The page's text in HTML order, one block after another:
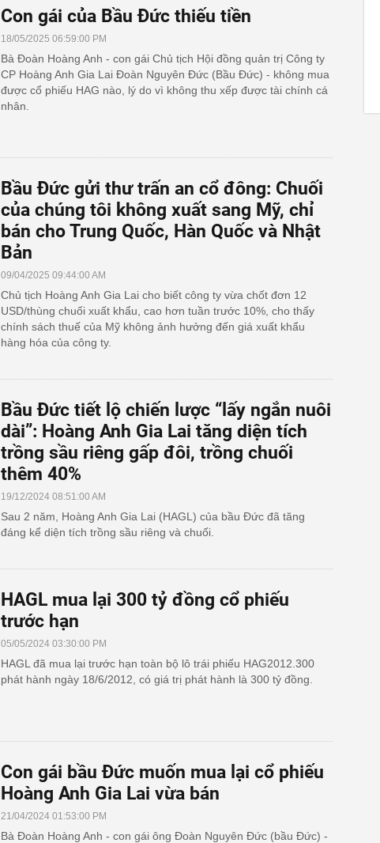
Con gái của Bầu Đức thiếu tiền
18/05/2025 06:59:00 PM
Bà Đoàn Hoàng Anh - con gái Chủ tịch Hội đồng quản trị Công ty
CP Hoàng Anh Gia Lai Đoàn Nguyên Đức (Bầu Đức) - không mua
được cổ phiếu HAG nào, lý do vì không thu xếp được tài chính cá
nhân.
Bầu Đức gửi thư trấn an cổ đông: Chuối
của chúng tôi không xuất sang Mỹ, chỉ
bán cho Trung Quốc, Hàn Quốc và Nhật
Bản
09/04/2025 09:44:00 AM
Chủ tịch Hoàng Anh Gia Lai cho biết công ty vừa chốt đơn 12
USD/thùng chuối xuất khẩu, cao hơn tuần trước 10%, cho thấy
chính sách thuế của Mỹ không ảnh hưởng đến giá xuất khẩu
hàng hóa của công ty.
Bầu Đức tiết lộ chiến lược “lấy ngắn nuôi
dài”: Hoàng Anh Gia Lai tăng diện tích
trồng sầu riêng gấp đôi, trồng chuối
thêm 40%
19/12/2024 08:51:00 AM
Sau 2 năm, Hoàng Anh Gia Lai (HAGL) của bầu Đức đã tăng
đáng kể diện tích trồng sầu riêng và chuối.
HAGL mua lại 300 tỷ đồng cổ phiếu
trước hạn
05/05/2024 03:30:00 PM
HAGL đã mua lại trước hạn toàn bộ lô trái phiếu HAG2012.300
phát hành ngày 18/6/2012, có giá trị phát hành là 300 tỷ đồng.
Con gái bầu Đức muốn mua lại cổ phiếu
Hoàng Anh Gia Lai vừa bán
21/04/2024 01:53:00 PM
Bà Đoàn Hoàng Anh - con gái ông Đoàn Nguyên Đức (bầu Đức) -